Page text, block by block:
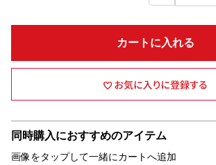
カートに入れる
同時購入におすすめのアイテム
画像をタップして一緒にカートへ追加